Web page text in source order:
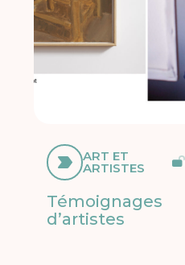
ART ET
ARTISTES
Témoignages
d’artistes